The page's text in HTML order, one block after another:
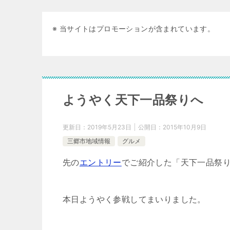
※ 当サイトはプロモーションが含まれています。
ようやく天下一品祭りへ
更新日： 2019年5月23日 公開日： 2015年10月9日
三郷市地域情報
グルメ
先のエントリーでご紹介した「天下一品祭
本日ようやく参戦してまいりました。